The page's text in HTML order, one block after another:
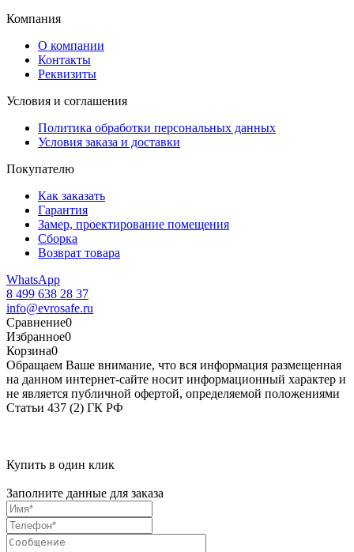
Компания
О компании
Контакты
Реквизиты
Условия и соглашения
Политика обработки персональных данных
Условия заказа и доставки
Покупателю
Как заказать
Гарантия
Замер, проектирование помещения
Сборка
Возврат товара
WhatsApp
8 499 638 28 37
info@evrosafe.ru
Сравнение0
Избранное0
Корзина0
Обращаем Ваше внимание, что вся информация размещенная
на данном интернет-сайте носит информационный характер и
не является публичной офертой, определяемой положениями
Статьи 437 (2) ГК РФ
Купить в один клик
Заполните данные для заказа